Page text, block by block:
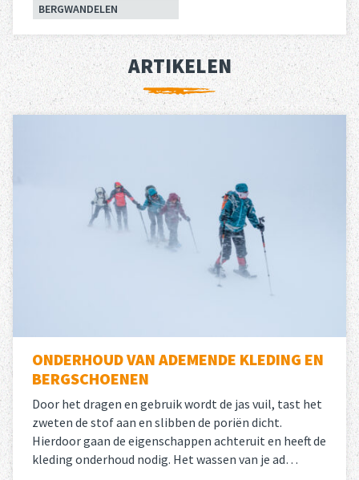
BERGWANDELEN
over
ARTIKELEN
ONDERHOUD VAN ADEMENDE KLEDING EN
BERGSCHOENEN
Door het dragen en gebruik wordt de jas vuil, tast het
zweten de stof aan en slibben de poriën dicht.
Hierdoor gaan de eigenschappen achteruit en heeft de
kleding onderhoud nodig. Het wassen van je ad…